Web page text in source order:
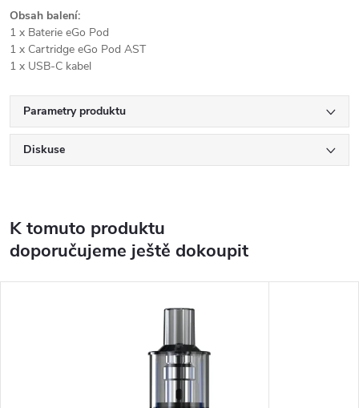
Obsah balení:
1 x Baterie eGo Pod
1 x Cartridge eGo Pod AST
1 x USB-C kabel
Parametry produktu
Diskuse
K tomuto produktu
doporučujeme ještě dokoupit